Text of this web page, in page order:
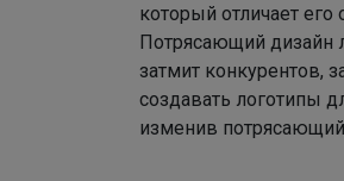
который отличает его
Потрясающий дизайн
затмит конкурентов,
создавать логотипы
изменив